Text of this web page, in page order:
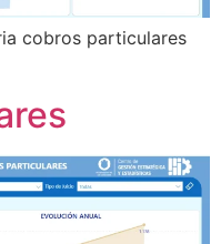
cobros particulares